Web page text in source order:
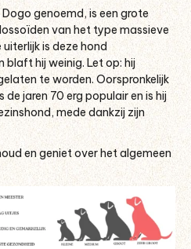
genoemd, is een grote
van het type massieve
is deze hond
blaft hij weinig. Let op: hij
te worden. Oorspronkelijk
jaren 70 erg populair en is hij
mede dankzij zijn
en geniet over het algemeen